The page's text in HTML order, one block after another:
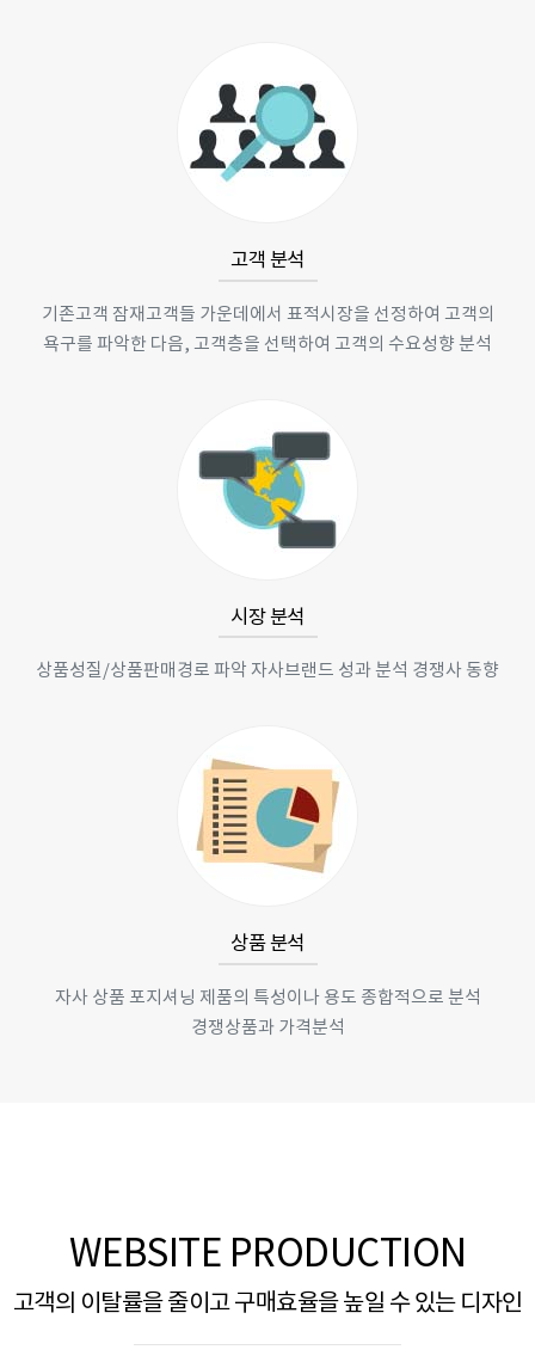
고객 분석
기존고객 잠재고객들 가운데에서 표적시장을 선정하여 고객의
욕구를 파악한 다음, 고객층을 선택하여 고객의 수요성향 분석
시장 분석
상품성질/상품판매경로 파악 자사브랜드 성과 분석 경쟁사 동향
상품 분석
자사 상품 포지셔닝 제품의 특성이나 용도 종합적으로 분석
경쟁상품과 가격분석
WEBSITE PRODUCTION
고객의 이탈률을 줄이고 구매효율을 높일 수 있는 디자인